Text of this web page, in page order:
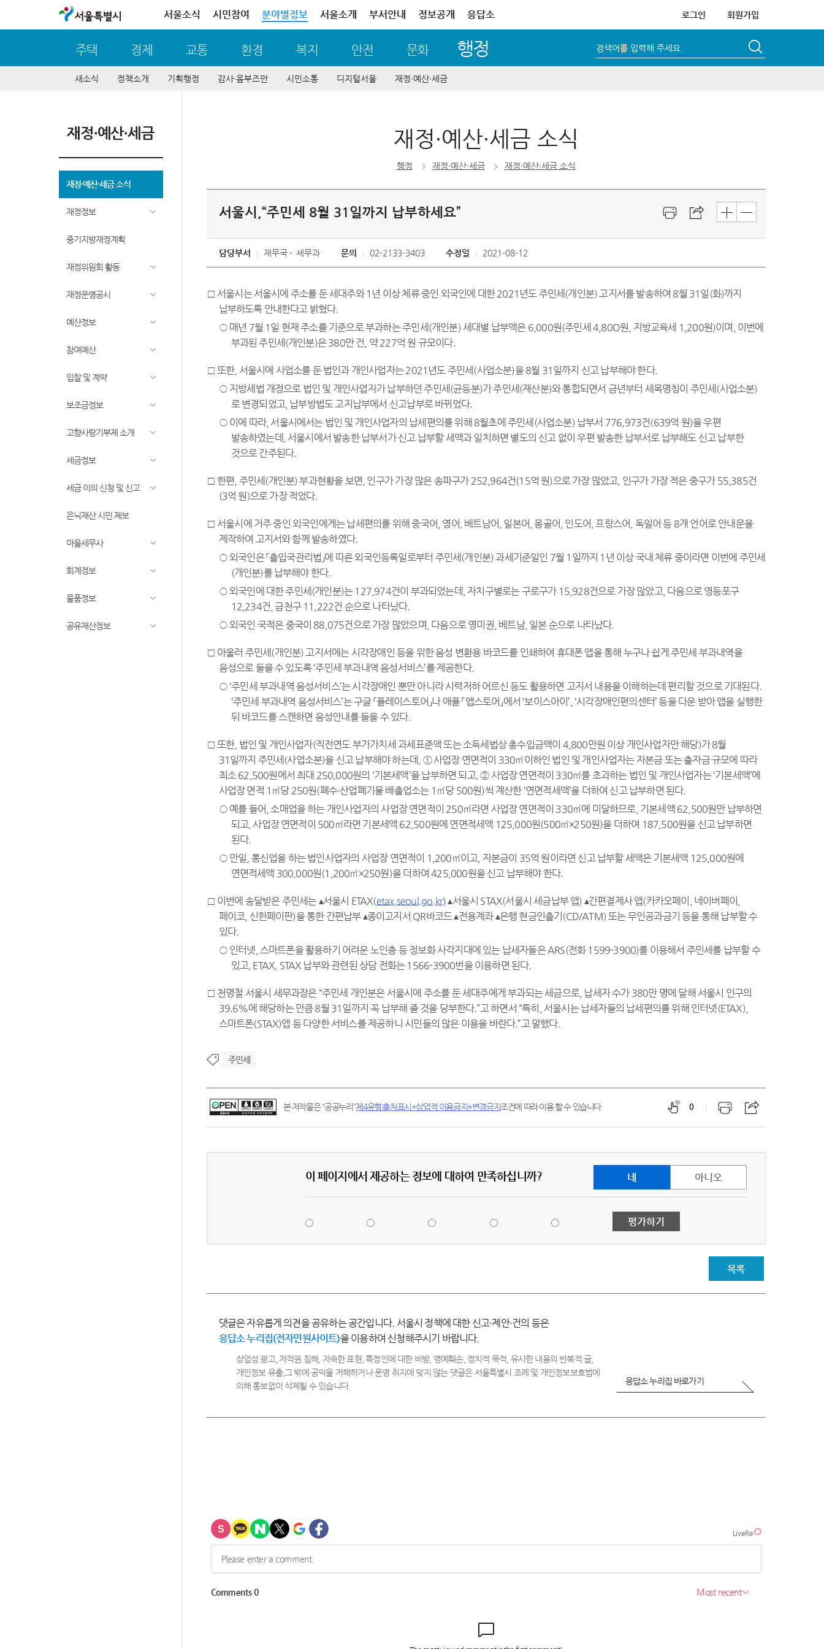
서울특별시 서울소식 시민참여 분야별정보 서울소개 부서안내 정보공개 응답소 로그인 회원가입
주택 경제 교통 환경 복지 안전 문화 행정 검색어를 입력해 주세요
새소식 정책소개 기획행정 감사∙옴부즈만 시민소통 디지털서울 재정∙예산∙세금
재정∙예산∙세금
재정∙예산∙세금 소식
재정정보
중기지방재정계획
재정위원회 활동
재정운영공시
예산정보
참여예산
입찰 및 계약
보조금정보
고향사랑기부제 소개
세금정보
세금 이의 신청 및 신고
은닉재산 시민 제보
마을세무사
회계정보
물품정보
공유재산정보
재정∙예산∙세금 소식
행정 재정∙예산∙세금 재정∙예산∙세금 소식
서울시,“주민세 8월 31일까지 납부하세요”
담당부서 재무국 세무과 문의 02-2133-3403 수정일 2021-08-12
□ 서울시는 서울시에 주소를 둔 세대주와 1년 이상 체류 중인 외국인에 대한 2021년도 주민세(개인분) 고지서를 발송하여 8월 31일(화)까지
납부하도록 안내한다고 밝혔다.
○ 매년 7월 1일 현재 주소를 기준으로 부과하는 주민세(개인분) 세대별 납부액은 6,000원(주민세 4,80O원, 지방교육세 1,200원)이며, 이번에
부과된 주민세(개인분)은 380만 건, 약 227억 원 규모이다.
□ 또한, 서울시에 사업소를 둔 법인과 개인사업자는 2021년도 주민세(사업소분)을 8월 31일까지 신고 납부해야 한다.
○ 지방세법 개정으로 법인 및 개인사업자가 납부하던 주민세(균등분)가 주민세(재산분)와 통합되면서 금년부터 세목명칭이 주민세(사업소분)
로 변경되었고, 납부방법도 고지납부에서 신고납부로 바뀌었다.
○ 이에 따라, 서울시에서는 법인 및 개인사업자의 납세편의를 위해 8월초에 주민세(사업소분) 납부서 776,973건(639억 원)을 우편
발송하였는데, 서울시에서 발송한 납부서가 신고 납부할 세액과 일치하면 별도의 신고 없이 우편 발송한 납부서로 납부해도 신고 납부한
것으로 간주된다.
□ 한편, 주민세(개인분) 부과현황을 보면, 인구가 가장 많은 송파구가 252,964건(15억 원)으로 가장 많았고, 인구가 가장 적은 중구가 55,385건
(3억 원)으로 가장 적었다.
□ 서울시에 거주 중인 외국인에게는 납세편의를 위해 중국어, 영어, 베트남어, 일본어, 몽골어, 인도어, 프랑스어, 독일어 등 8개 언어로 안내문을
제작하여 고지서와 함께 발송하였다.
○ 외국인은 「출입국관리법」에 따른 외국인등록일로부터 주민세(개인분) 과세기준일인 7월 1일까지 1년 이상 국내 체류 중이라면 이번에 주민세
(개인분)를 납부해야 한다.
○ 외국인에 대한 주민세(개인분)는 127,974건이 부과되었는데, 자치구별로는 구로구가 15,928건으로 가장 많았고, 다음으로 영등포구
12,234건, 금천구 11,222건 순으로 나타났다.
○ 외국인 국적은 중국이 88,075건으로 가장 많았으며, 다음으로 영미권, 베트남, 일본 순으로 나타났다.
□ 아울러 주민세(개인분) 고지서에는 시각장애인 등을 위한 음성 변환용 바코드를 인쇄하여 휴대폰 앱을 통해 누구나 쉽게 주민세 부과내역을
음성으로 들을 수 있도록 ‘주민세 부과내역 음성서비스’를 제공한다.
○ ‘주민세 부과내역 음성서비스’는 시각장애인 뿐만 아니라 시력저하 어르신 등도 활용하면 고지서 내용을 이해하는데 편리할 것으로 기대된다.
‘주민세 부과내역 음성서비스’는 구글 「플레이스토어」나 애플 「앱스토어」에서 ‘보이스아이’, ‘시각장애인편의센터’ 등을 다운 받아 앱을 실행한
뒤 바코드를 스캔하면 음성안내를 들을 수 있다.
□ 또한, 법인 및 개인사업자(직전연도 부가가치세 과세표준액 또는 소득세법상 총수입금액이 4,800만원 이상 개인사업자만 해당)가 8월
31일까지 주민세(사업소분)을 신고 납부해야 하는데, ① 사업장 연면적이 330㎡이하인 법인 및 개인사업자는 자본금 또는 출자금 규모에 따라
최소 62,500원에서 최대 250,000원의 ‘기본세액’을 납부하면 되고, ② 사업장 연면적이 330㎡를 초과하는 법인 및 개인사업자는 ‘기본세액’에
사업장 면적 1㎡당 250원(폐수·산업폐기물 배출업소는 1㎡당 500원)씩 계산한 ‘연면적세액’을 더하여 신고 납부하면 된다.
○ 예를 들어, 소매업을 하는 개인사업자의 사업장 연면적이 250㎡라면 사업장 연면적이 330㎡에 미달하므로, 기본세액 62,500원만 납부하면
되고, 사업장 연면적이 500㎡라면 기본세액 62,500원에 연면적세액 125,000원(500㎡×250원)을 더하여 187,500원을 신고 납부하면
된다.
○ 만일, 통신업을 하는 법인사업자의 사업장 연면적이 1,200㎡이고, 자본금이 35억 원이라면 신고 납부할 세액은 기본세액 125,000원에
연면적세액 300,000원(1,200㎡×250원)을 더하여 425,000원을 신고 납부해야 한다.
□ 이번에 송달받은 주민세는 ▴서울시 ETAX(etax.seoul.go.kr) ▴서울시 STAX(서울시 세금납부 앱) ▴간편결제사 앱(카카오페이, 네이버페이,
페이코, 신한페이판)을 통한 간편납부 ▴종이고지서 QR바코드 ▴전용계좌 ▴은행 현금인출기(CD/ATM) 또는 무인공과금기 등을 통해 납부할 수
있다.
○ 인터넷, 스마트폰을 활용하기 어려운 노인층 등 정보화 사각지대에 있는 납세자들은 ARS(전화 1599-3900)를 이용해서 주민세를 납부할 수
있고, ETAX, STAX 납부와 관련된 상담 전화는 1566-3900번을 이용하면 된다.
□ 천명철 서울시 세무과장은 “주민세 개인분은 서울시에 주소를 둔 세대주에게 부과되는 세금으로, 납세자 수가 380만 명에 달해 서울시 인구의
39.6%에 해당하는 만큼 8월 31일까지 꼭 납부해 줄 것을 당부한다.”고 하면서 “특히, 서울시는 납세자들의 납세편의를 위해 인터넷(ETAX),
스마트폰(STAX)앱 등 다양한 서비스를 제공하니 시민들의 많은 이용을 바란다.”고 말했다.
주민세
0
본 저작물은 "공공누리"제4유형:출처표시+상업적 이용금지+변경금지조건에 따라 이용 할 수 있습니다.
이 페이지에서 제공하는 정보에 대하여 만족하십니까? 네 아니오
평가하기
목록
댓글은 자유롭게 의견을 공유하는 공간입니다. 서울시 정책에 대한 신고·제안·건의 등은
응답소 누리집(전자민원사이트)을 이용하여 신청해주시기 바랍니다.
상업성 광고, 저작권 침해, 저속한 표현, 특정인에 대한 비방, 명예훼손, 정치적 목적, 유사한 내용의 반복적 글,
개인정보 유출,그 밖에 공익을 저해하거나 운영 취지에 맞지 않는 댓글은 서울특별시 조례 및 개인정보보호법에
의해 통보없이 삭제될 수 있습니다.
응답소 누리집 바로가기